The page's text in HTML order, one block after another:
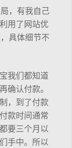
，有我自己
用了网站优
具体细节不
我们都知道
确认付款。
，到了付款
款时间通常
要三个月以
手中。所以